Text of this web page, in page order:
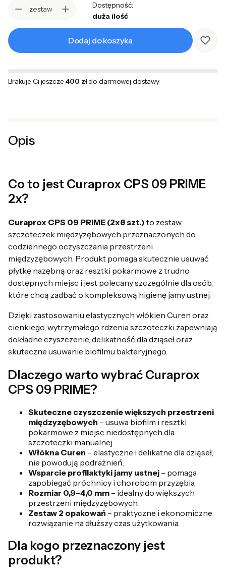
zestaw
Dostępność:
duża ilość
Dodaj do koszyka
Brakuje Ci jeszcze 400 złdo darmowej dostawy
Opis
Co to jest Curaprox CPS 09 PRIME
2x?
Curaprox CPS 09 PRIME (2x8 szt.) to zestaw
szczoteczek międzyzębowych przeznaczonych do
codziennego oczyszczania przestrzeni
międzyzębowych. Produkt pomaga skutecznie usuwać
płytkę nazębną oraz resztki pokarmowe z trudno
dostępnych miejsc i jest polecany szczególnie dla osób,
które chcą zadbać o kompleksową higienę jamy ustnej.
Dzięki zastosowaniu elastycznych włókien Curen oraz
cienkiego, wytrzymałego rdzenia szczoteczki zapewniają
dokładne czyszczenie, delikatność dla dziąseł oraz
skuteczne usuwanie biofilmu bakteryjnego.
Dlaczego warto wybrać Curaprox
CPS 09 PRIME?
Skuteczne czyszczenie większych przestrzeni
międzyzębowych – usuwa biofilm i resztki
pokarmowe z miejsc niedostępnych dla
szczoteczki manualnej.
Włókna Curen – elastyczne i delikatne dla dziąseł,
nie powodują podrażnień.
Wsparcie profilaktyki jamy ustnej – pomaga
zapobiegać próchnicy i chorobom przyzębia.
Rozmiar 0,9–4,0 mm – idealny do większych
przestrzeni międzyzębowych.
Zestaw 2 opakowań – praktyczne i ekonomiczne
rozwiązanie na dłuższy czas użytkowania.
Dla kogo przeznaczony jest
produkt?